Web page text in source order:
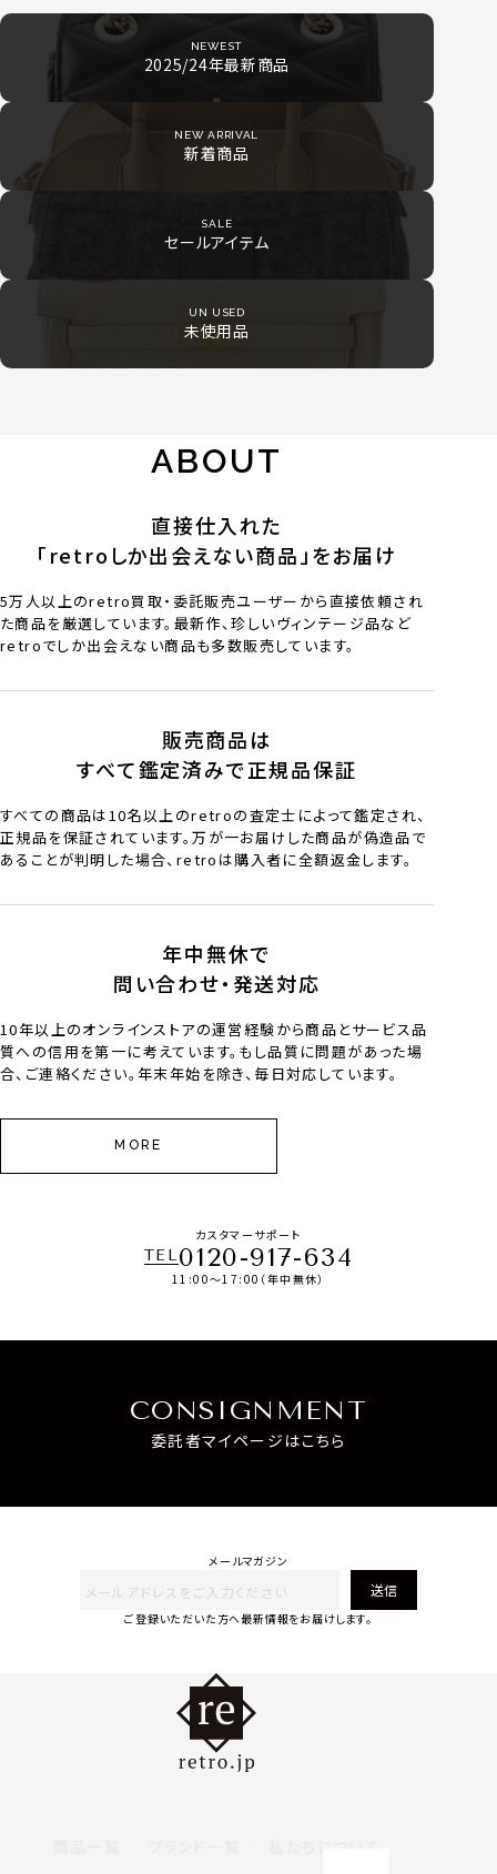
NEWEST
2025/24年最新商品
NEW ARRIVAL
新着商品
SALE
セールアイテム
UN USED
未使用品
ABOUT
直接仕入れた
「retroしか出会えない商品」をお届け
5万人以上のretro買取・委託販売ユーザーから直接依頼され
た商品を厳選しています。最新作、珍しいヴィンテージ品など
retroでしか出会えない商品も多数販売しています。
販売商品は
すべて鑑定済みで正規品保証
すべての商品は10名以上のretroの査定士によって鑑定され、
正規品を保証されています。万が一お届けした商品が偽造品で
あることが判明した場合、retroは購入者に全額返金します。
年中無休で
問い合わせ・発送対応
10年以上のオンラインストアの運営経験から商品とサービス品
質への信用を第一に考えています。もし品質に問題があった場
合、ご連絡ください。年末年始を除き、毎日対応しています。
MORE
カスタマーサポート
TEL0120-917-634
11:00～17:00（年中無休）
CONSIGNMENT
委託者マイページはこちら
メールマガジン
送信
ご登録いただいた方へ最新情報をお届けします。